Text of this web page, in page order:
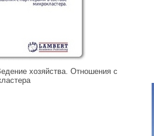
хозяйства. Отношения с